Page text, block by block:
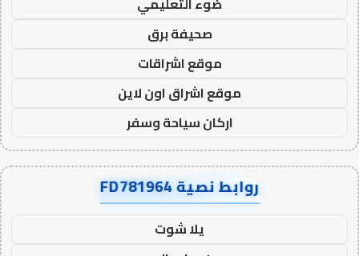
صحيفة برق
موقع اشراقات
موقع اشراق اون لاين
اركان سياحة وسفر
روابط نصية FD781964
يلا شوت